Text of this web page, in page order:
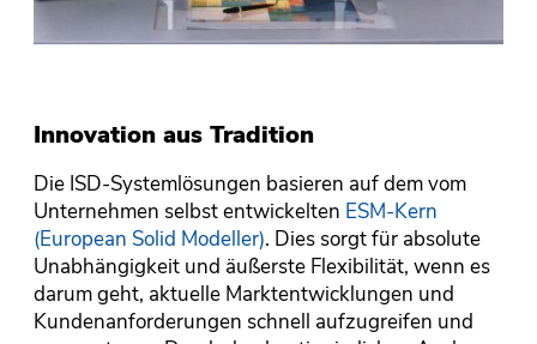
Innovation aus Tradition
Die ISD-Systemlösungen basieren auf dem vom
Unternehmen selbst entwickelten ESM-Kern
(European Solid Modeller). Dies sorgt für absolute
Unabhängigkeit und äußerste Flexibilität, wenn es
darum geht, aktuelle Marktentwicklungen und
Kundenanforderungen schnell aufzugreifen und